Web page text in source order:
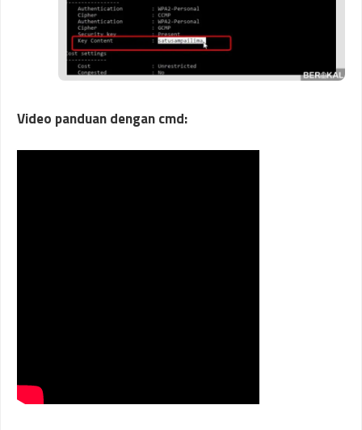
Video panduan dengan cmd: